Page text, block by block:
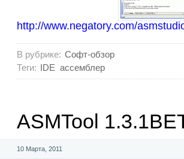
http://www.negatory.com/
В рубрике: Софт-обзор
Теги: IDE ассемблер
ASMTool
10 Марта, 2011